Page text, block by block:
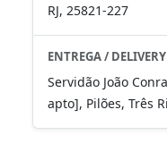
RJ, 25821-227
ENTREGA /
Servidão João
apto], Pilões, Três